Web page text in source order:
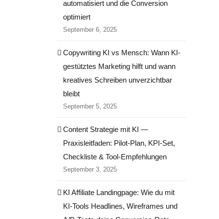
automatisiert und die Conversion
optimiert
September 6, 2025
Copywriting KI vs Mensch: Wann KI-
gestütztes Marketing hilft und wann
kreatives Schreiben unverzichtbar
bleibt
September 5, 2025
Content Strategie mit KI —
Praxisleitfaden: Pilot‑Plan, KPI‑Set,
Checkliste & Tool‑Empfehlungen
September 3, 2025
KI Affiliate Landingpage: Wie du mit
KI-Tools Headlines, Wireframes und